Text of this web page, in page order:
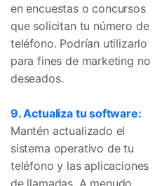
en encuestas o concursos
que solicitan tu número de
teléfono. Podrían utilizarlo
para fines de marketing no
deseados.
9. Actualiza tu software:
Mantén actualizado el
sistema operativo de tu
teléfono y las aplicaciones
de llamadas. A menudo,